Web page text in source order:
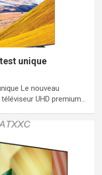
unique
Le nouveau
UHD premium…